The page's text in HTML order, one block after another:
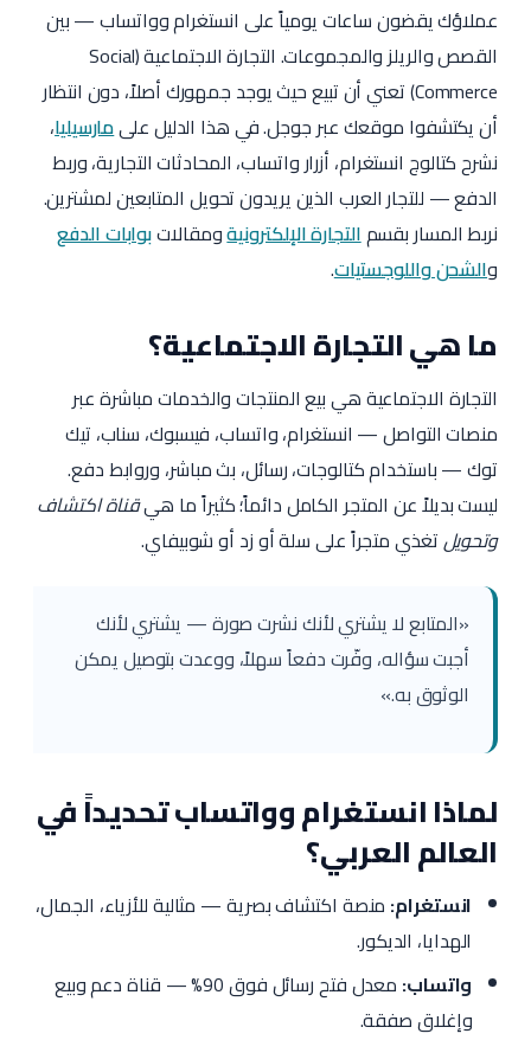
عملاؤك يقضون ساعات يومياً على انستغرام وواتساب — بين
القصص والريلز والمجموعات. التجارة الاجتماعية (Social
Commerce) تعني أن تبيع حيث يوجد جمهورك أصلاً، دون انتظار
أن يكتشفوا موقعك عبر جوجل. في هذا الدليل علىمارسيليا،
نشرح كتالوج انستغرام، أزرار واتساب، المحادثات التجارية، وربط
الدفع — للتجار العرب الذين يريدون تحويل المتابعين لمشترين.
نربط المسار بقسمالتجارة الإلكترونيةومقالاتبوابات الدفع
والشحن واللوجستيات.
ما هي التجارة الاجتماعية؟
التجارة الاجتماعية هي بيع المنتجات والخدمات مباشرة عبر
منصات التواصل — انستغرام، واتساب، فيسبوك، سناب، تيك
توك — باستخدام كتالوجات، رسائل، بث مباشر، وروابط دفع.
ليست بديلاً عن المتجر الكامل دائماً؛ كثيراً ما هيقناة اكتشاف
وتحويلتغذي متجراً على سلة أو زد أو شوبيفاي.
«المتابع لا يشتري لأنك نشرت صورة — يشتري لأنك
أجبت سؤاله، وفّرت دفعاً سهلاً، ووعدت بتوصيل يمكن
الوثوق به.»
لماذا انستغرام وواتساب تحديداً في
العالم العربي؟
انستغرام: منصة اكتشاف بصرية — مثالية للأزياء، الجمال،
الهدايا، الديكور.
واتساب:
معدل فتح رسائل فوق 90% — قناة دعم وبيع
وإغلاق صفقة.